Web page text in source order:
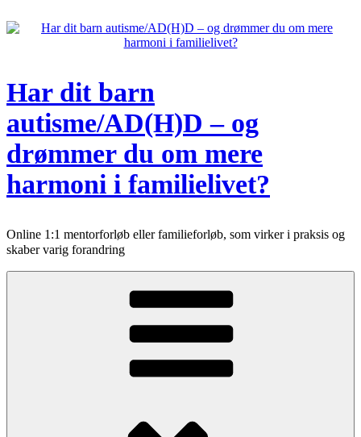
til
Har dit barn
autisme/AD(H)D – og
drømmer du om mere
harmoni i familielivet?
Online 1:1 mentorforløb eller familieforløb, som virker i praksis og
skaber varig forandring